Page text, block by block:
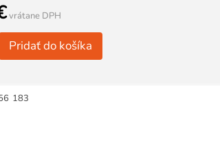
vrátane DPH
Pridať do košíka
183